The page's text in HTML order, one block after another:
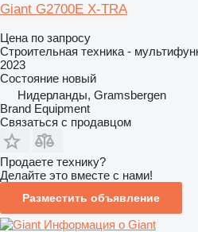
Giant G2700E X-TRA
Цена по запросу
Строительная техника -
2023
Состояние новый
Нидерланды, Gramsbergen
Brand Equipment
Связаться с продавцом
Продаете технику?
Делайте это вместе с нами!
Разместить объявление
Информация о Giant